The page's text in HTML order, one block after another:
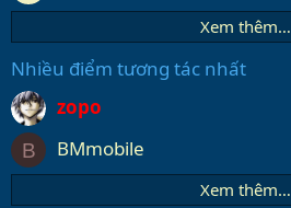
Xem thêm…
Nhiều điểm tương tác nhất
zopo
B BMmobile
Xem thêm…